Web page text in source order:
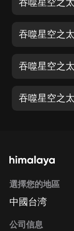
選擇您的地區
中國台湾
公司信息